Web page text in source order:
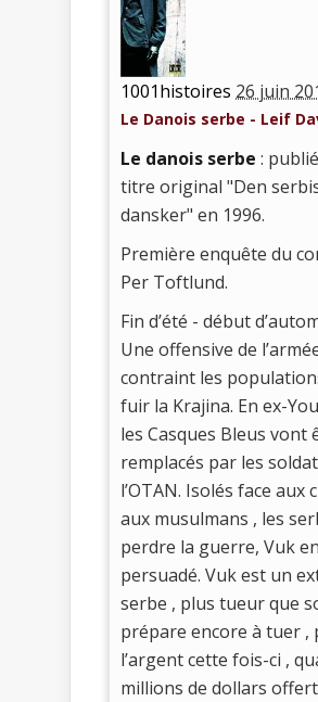
1001histoires 26 juin
Le Danois serbe - Leif
Le danois serbe :
titre original "Den
dansker" en 1996.
Première enquête du
Per Toftlund.
Fin d’été - début
Une offensive de
contraint les
fuir la Krajina. En ex-
les Casques Bleus vont
remplacés par les
l’OTAN. Isolés face aux
aux musulmans , les
perdre la guerre, Vuk
persuadé. Vuk est un
serbe , plus tueur que
prépare encore à tuer ,
l’argent cette fois-ci ,
millions de dollars